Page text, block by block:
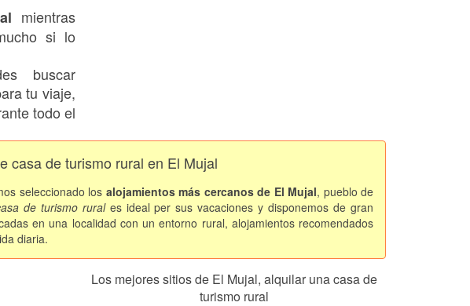
mientras
si lo
buscar
tu viaje,
todo el
casa de turismo rural en El Mujal
seleccionado los alojamientos más cercanos de El Mujal, pueblo de
de turismo rurales ideal per sus vacaciones y disponemos de gran
en una localidad con un entorno rural, alojamientos recomendados
diaria.
Los mejores sitios de El Mujal, alquilar una casa de
turismo rural